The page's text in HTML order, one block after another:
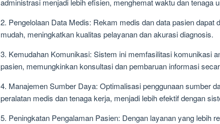
administrasi menjadi lebih efisien, menghemat waktu dan tenaga
2. Pengelolaan Data Medis: Rekam medis dan data pasien dapat
mudah, meningkatkan kualitas pelayanan dan akurasi diagnosis.
3. Kemudahan Komunikasi: Sistem ini memfasilitasi komunikasi
pasien, memungkinkan konsultasi dan pembaruan informasi
4. Manajemen Sumber Daya: Optimalisasi penggunaan sumber
peralatan medis dan tenaga kerja, menjadi lebih efektif dengan
5. Peningkatan Pengalaman Pasien: Dengan layanan yang lebih